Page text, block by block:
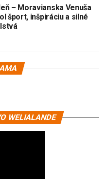
– Moravianska Venuša
šport, inšpiráciu a silné
WELIALANDE